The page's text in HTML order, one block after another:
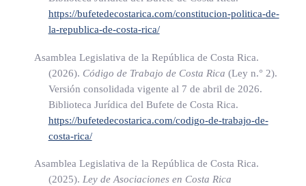
prosigan (en relación con el mismo proyecto o con un
proyecto conexo) durante un periodo o periodos que sumen o
excedan en total más de ciento ochenta y tres días, en
cualquier periodo de doce meses que empiece o termine
durante el año fiscal considerado.
Con el único propósito de determinar si se ha superado el
plazo de ciento ochenta y tres días que se indica
anteriormente, se considerará lo siguiente:
https://bufetedecostarica.com/constitucion-politica-de-
la-republica-de-costa-rica/
Asamblea Legislativa de la República de Costa Rica.
(2026). Código de Trabajo de Costa Rica (Ley n.° 2).
Versión consolidada vigente al 7 de abril de 2026.
Biblioteca Jurídica del Bufete de Costa Rica.
https://bufetedecostarica.com/codigo-de-trabajo-de-
costa-rica/
Asamblea Legislativa de la República de Costa Rica.
(2025). Ley de Asociaciones en Costa Rica